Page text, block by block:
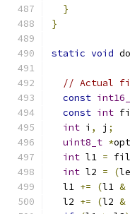
}
}
static void
// Actual
const
const int
int i , j ;
uint8_t *
int l1 =
int l2 = (
  l1
+= (l1 &
  l2
+= (l2 &